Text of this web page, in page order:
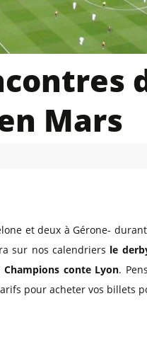
Billets Coupe d’Asie 2027
Billets Euro 2028
Billets Copa América
Mars
et deux à Gérone-
sur nos calendriers le
conte Lyon.
pour acheter vos billets